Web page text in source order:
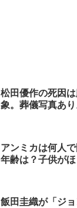
松田優作の死因
象。葬儀写真あり
アンミカは何人
年齢は？子供が
飯田圭織が「ジ